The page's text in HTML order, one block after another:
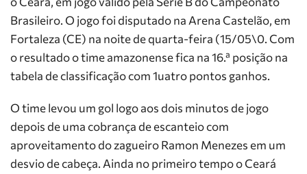
Brasileiro. O jogo foi disputado na Arena Castelão, em
Fortaleza (CE) na noite de quarta-feira (15/05\0. Com
o resultado o time amazonense fica na 16.ª posição na
tabela de classificação com 1uatro pontos ganhos.
O time levou um gol logo aos dois minutos de jogo
depois de uma cobrança de escanteio com
aproveitamento do zagueiro Ramon Menezes em um
desvio de cabeça. Ainda no primeiro tempo o Ceará